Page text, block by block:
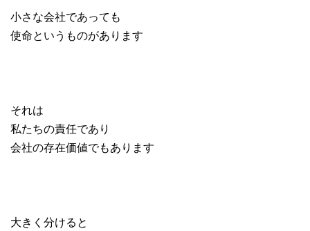
小さな会社であっても
使命というものがあります
それは
私たちの責任であり
会社の存在価値でもあります
大きく分けると